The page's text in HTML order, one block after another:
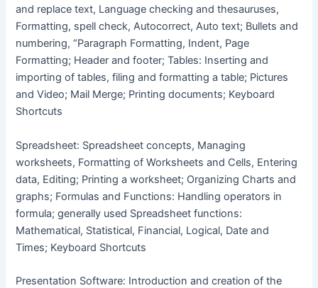
and replace text, Language checking and thesauruses,
Formatting, spell check, Autocorrect, Auto text; Bullets and
numbering, “Paragraph Formatting, Indent, Page
Formatting; Header and footer; Tables: Inserting and
importing of tables, filing and formatting a table; Pictures
and Video; Mail Merge; Printing documents; Keyboard
Shortcuts
Spreadsheet: Spreadsheet concepts, Managing
worksheets, Formatting of Worksheets and Cells, Entering
data, Editing; Printing a worksheet; Organizing Charts and
graphs; Formulas and Functions: Handling operators in
formula; generally used Spreadsheet functions:
Mathematical, Statistical, Financial, Logical, Date and
Times; Keyboard Shortcuts
Presentation Software: Introduction and creation of the